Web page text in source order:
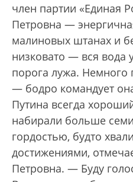
член партии «Единая
Петровна —
малиновых штанах и
низковато — вся вода
порога лужа. Немного
— бодро командует
Путина всегда
набирали больше
гордостью, будто
достижениями,
Петровна. — Буду